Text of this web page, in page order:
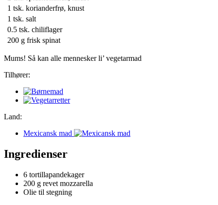
1 tsk. korianderfrø, knust
1 tsk. salt
0.5 tsk. chiliflager
200 g frisk spinat
Mums! Så kan alle mennesker li’ vegetarmad
Tilhører:
Land:
Mexicansk mad
Ingredienser
6 tortillapandekager
200 g revet mozzarella
Olie til stegning